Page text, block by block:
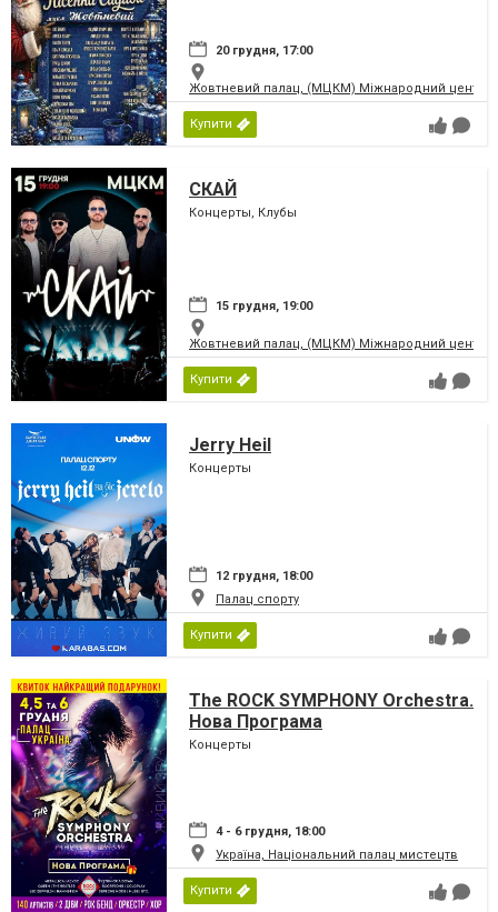
20 грудня, 17:00
Жовтневий палац, (МЦКМ) Міжнародний центр
Купити
СКАЙ
Концерты, Клубы
15 грудня, 19:00
Жовтневий палац, (МЦКМ) Міжнародний центр
Купити
Jerry Heil
Концерты
12 грудня, 18:00
Палац спорту
Купити
The ROCK SYMPHONY Orchestra.
Нова Програма
Концерты
4 - 6 грудня, 18:00
Україна, Національний палац мистецтв
Купити